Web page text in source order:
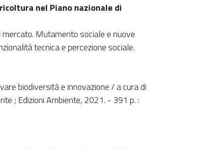
nel Piano nazionale di
Mutamento sociale e nuove
tecnica e percezione sociale.
biodiversità e innovazione / a cura di
; Edizioni Ambiente, 2021. - 391 p. :